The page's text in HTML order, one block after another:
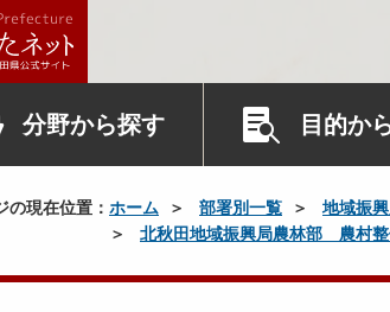
分野から探す 目的か
の現在位置： ホーム 部署別一覧 地域振
北秋田地域振興局農林部 農村